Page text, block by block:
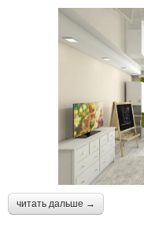
читать дальше →